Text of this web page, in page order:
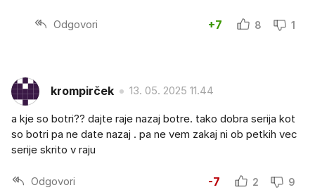
Odgovori +7 8 1
krompirček 13. 05. 2025 11.44
a kje so botri?? dajte raje nazaj botre. tako dobra serija kot
so botri pa ne date nazaj . pa ne vem zakaj ni ob petkih vec
serije skrito v raju
Odgovori -7 2 9